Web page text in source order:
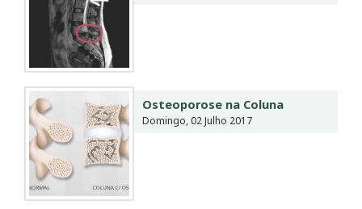
Osteoporose na Coluna
Domingo, 02 Julho 2017